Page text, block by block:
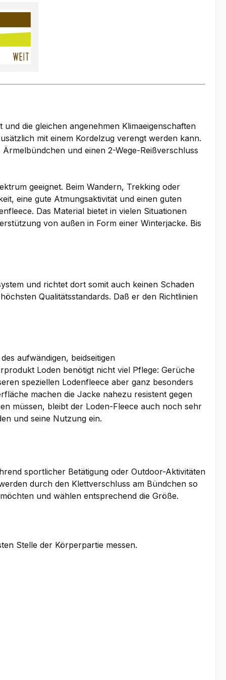
die gleichen angenehmen Klimaeigenschaften
mit einem Kordelzug verengt werden kann.
und einen 2-Wege-Reißverschluss
geeignet. Beim Wandern, Trekking oder
eine gute Atmungsaktivität und einen guten
Das Material bietet in vielen Situationen
von außen in Form einer Winterjacke. Bis
und richtet dort somit auch keinen Schaden
Qualitätsstandards. Daß er den Richtlinien
aufwändigen, beidseitigen
Loden benötigt nicht viel Pflege: Gerüche
speziellen Lodenfleece aber ganz besonders
machen die Jacke nahezu resistent gegen
müssen, bleibt der Loden-Fleece auch noch sehr
und seine Nutzung ein.
sportlicher Betätigung oder Outdoor-Aktivitäten
durch den Klettverschluss am Bündchen so
und wählen entsprechend die Größe.
Stelle der Körperpartie messen.